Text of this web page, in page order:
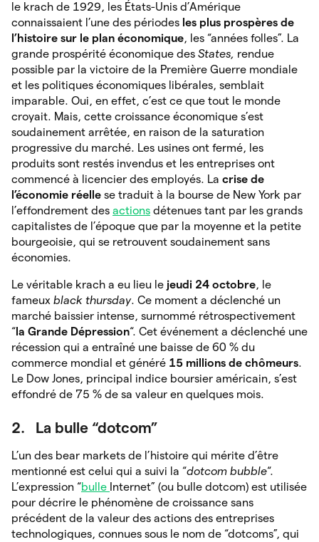
le krach de 1929, les États-Unis d’Amérique
connaissaient l’une des périodes les plus prospères de
l’histoire sur le plan économique, les “années folles”. La
grande prospérité économique des States, rendue
possible par la victoire de la Première Guerre mondiale
et les politiques économiques libérales, semblait
imparable. Oui, en effet, c’est ce que tout le monde
croyait. Mais, cette croissance économique s’est
soudainement arrêtée, en raison de la saturation
progressive du marché. Les usines ont fermé, les
produits sont restés invendus et les entreprises ont
commencé à licencier des employés. La crise de
l’économie réelle se traduit à la bourse de New York par
l’effondrement des actions détenues tant par les grands
capitalistes de l’époque que par la moyenne et la petite
bourgeoisie, qui se retrouvent soudainement sans
économies.
Le véritable krach a eu lieu le jeudi 24 octobre, le
fameux black thursday. Ce moment a déclenché un
marché baissier intense, surnommé rétrospectivement
“ la Grande Dépression“. Cet événement a déclenché une
récession qui a entraîné une baisse de 60 % du
commerce mondial et généré 15 millions de chômeurs.
Le Dow Jones, principal indice boursier américain, s’est
effondré de 75 % de sa valeur en quelques mois.
2. La bulle “dotcom”
L’un des bear markets de l’histoire qui mérite d’être
mentionné est celui qui a suivi la “dotcom bubble“.
L’expression “bulle Internet” (ou bulle dotcom) est utilisée
pour décrire le phénomène de croissance sans
précédent de la valeur des actions des entreprises
technologiques, connues sous le nom de “dotcoms”, qui